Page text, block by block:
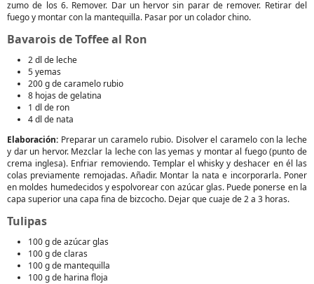
zumo de los 6. Remover. Dar un hervor sin parar de remover. Retirar del
fuego y montar con la mantequilla. Pasar por un colador chino.
Bavarois de Toffee al Ron
2 dl de leche
5 yemas
200 g de caramelo rubio
8 hojas de gelatina
1 dl de ron
4 dl de nata
Elaboración: Preparar un caramelo rubio. Disolver el caramelo con la leche
y dar un hervor. Mezclar la leche con las yemas y montar al fuego (punto de
crema inglesa). Enfriar removiendo. Templar el whisky y deshacer en él las
colas previamente remojadas. Añadir. Montar la nata e incorporarla. Poner
en moldes humedecidos y espolvorear con azúcar glas. Puede ponerse en la
capa superior una capa fina de bizcocho. Dejar que cuaje de 2 a 3 horas.
Tulipas
100 g de azúcar glas
100 g de claras
100 g de mantequilla
100 g de harina floja